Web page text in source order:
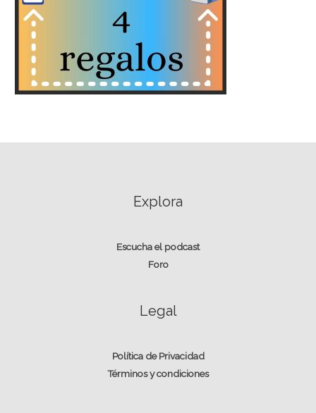
Explora
Escucha el podcast
Foro
Legal
Política de Privacidad
Términos y condiciones